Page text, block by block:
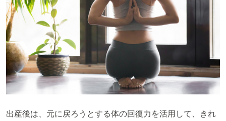
出産後は、元に戻ろうとする体の回復力を活用して、きれ